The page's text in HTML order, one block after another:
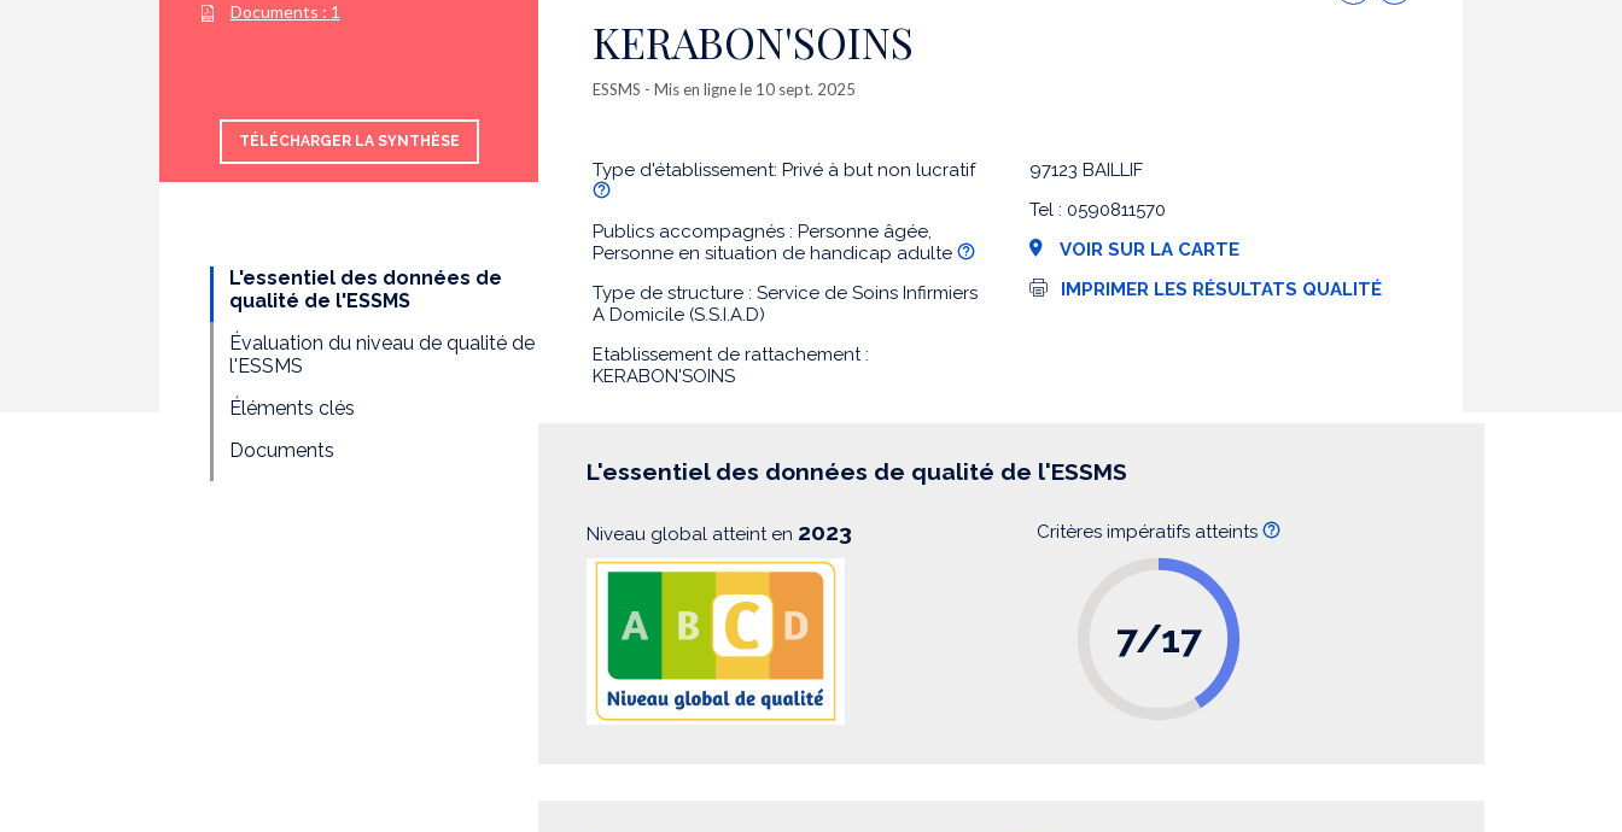
Documents : 1
TÉLÉCHARGER LA SYNTHÈSE
L'essentiel des données de
qualité de l'ESSMS
Évaluation du niveau de qualité de
l'ESSMS
Éléments clés
Documents
KERABON'SOINS
ESSMS - Mis en ligne le 10 sept. 2025
Type d'établissement: Privé à but non lucratif
Publics accompagnés : Personne âgée,
Personne en situation de handicap adulte
Type de structure : Service de Soins Infirmiers
A Domicile (S.S.I.A.D)
Etablissement de rattachement :
KERABON'SOINS
97123 BAILLIF
Tel : 0590811570
VOIR SUR LA CARTE
I
IMPRIMER LES RÉSULTATS QUALITÉ
L'essentiel des données de qualité de l'ESSMS
Niveau global atteint en 2023 Critères impératifs atteints
7/17